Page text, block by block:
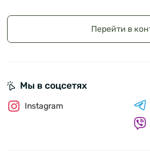
Перейти в
Мы в соцсетях
Instagram